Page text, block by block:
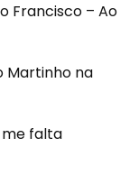
Francisco – Ao
Martinho na
me falta